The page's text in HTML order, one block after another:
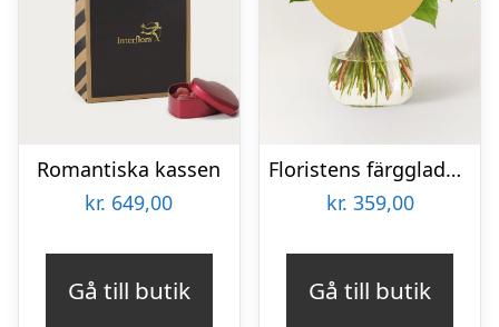
Romantiska kassen
kr. 649,00
Gå till butik
Floristens färgglada bukett
kr. 359,00
Gå till butik